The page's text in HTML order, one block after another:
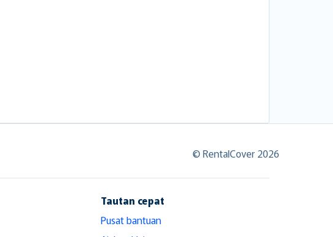
© RentalCover 2026
Tautan cepat
Pusat bantuan